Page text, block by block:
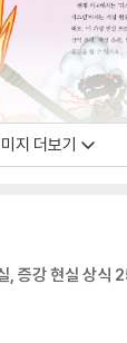
지 더보기
, 증강 현실 상식